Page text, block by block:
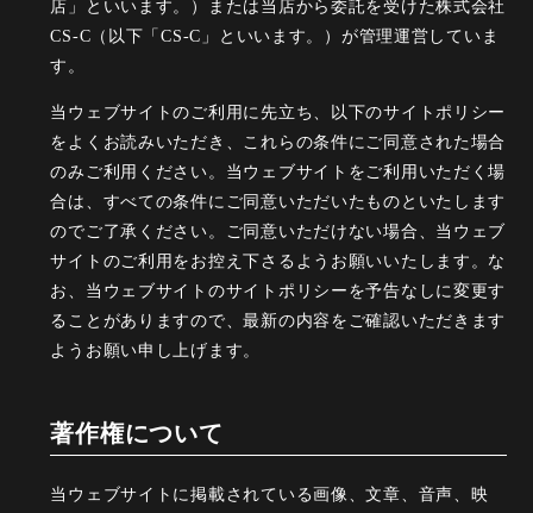
店」といいます。）または当店から委託を受けた株式会社
CS-C（以下「CS-C」といいます。）が管理運営していま
す。
当ウェブサイトのご利用に先立ち、以下のサイトポリシー
をよくお読みいただき、これらの条件にご同意された場合
のみご利用ください。当ウェブサイトをご利用いただく場
合は、すべての条件にご同意いただいたものといたします
のでご了承ください。ご同意いただけない場合、当ウェブ
サイトのご利用をお控え下さるようお願いいたします。な
お、当ウェブサイトのサイトポリシーを予告なしに変更す
ることがありますので、最新の内容をご確認いただきます
ようお願い申し上げます。
著作権について
当ウェブサイトに掲載されている画像、文章、音声、映